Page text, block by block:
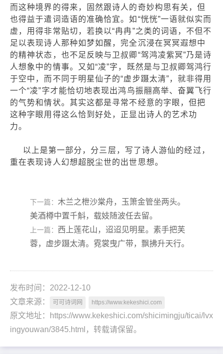
而这种境界的得来，固然跟诗人的奇妙构思有关，但
也得益于遣词造语的准确恰宜。如“恍恍”一语就似实而
虚，用得非常贴切，若换以“冉冉”之类的词语，不但不
足以表现诗人那种如梦如醒，完全沉浸在冥冥遐想中
的精神状态，也不足反映与卫叔卿“驾鸿凌紫冥”乃是诗
人想象中的情事。又如“凌”字，既然是与卫叔卿驾鸿行
于空中，而不同于明星仙子的“虚步蹑太清”，就非得用
一个“凌”字才能恰切地表现出鸿鸟振翮高举、奋翼飞行
的气势和情状。其实这都是寻常不经意的字眼，但把
这种字眼用得这么恰到好处，正显出诗人的艺术功
力。
以上是第一部分，分三层，写了诗人游仙的经过，
重在表现诗人幻想超脱尘世的出世思想。
下一篇： 木兰之枻沙棠舟，玉箫金管坐两头。
美酒樽中置千斛，载妓随波任去留。
上一篇： 西上莲花山，迢迢见明星。素手把芙
蓉，虚步蹑太清。霓裳曳广带，飘拂升天行。
发布时间：2022-12-10
文章来源：
可可诗词网 https://www.kekeshici.com
原文地址：https://www.kekeshici.com/shicimingju/ticai/lvx
ingyouwan/3845.html，转载请保留。